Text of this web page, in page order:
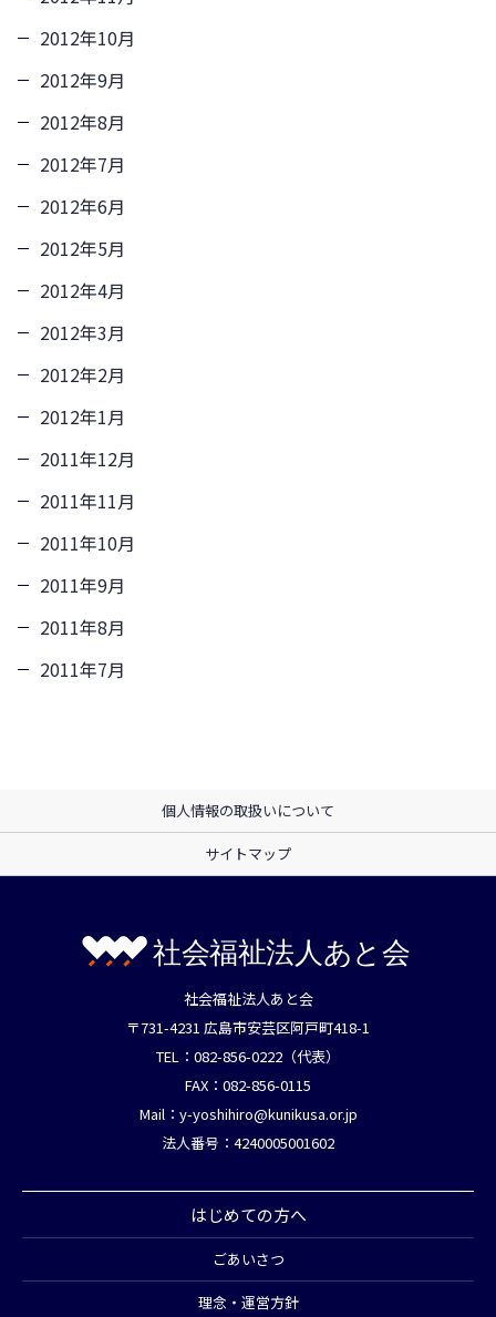
2012年10月
2012年9月
2012年8月
2012年7月
2012年6月
2012年5月
2012年4月
2012年3月
2012年2月
2012年1月
2011年12月
2011年11月
2011年10月
2011年9月
2011年8月
2011年7月
個人情報の取扱いについて
サイトマップ
社会福祉法人あと会
〒731-4231 広島市安芸区阿戸町418-1
TEL：082-856-0222（代表）
FAX：082-856-0115
Mail： y-yoshihiro@kunikusa.or.jp
法人番号：4240005001602
はじめての方へ
ごあいさつ
理念・運営方針